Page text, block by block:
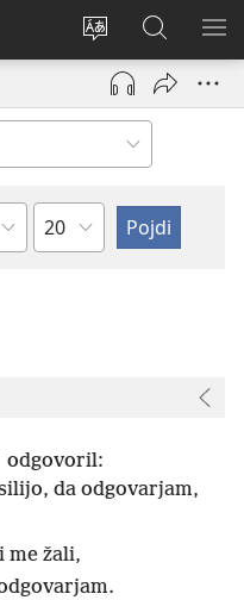
Spremeni
jezik
spletnega
mesta
Prijava
(odpre
okno)
Iskanje
po
JW.ORG
Poglavje
odgovoril:
da odgovarjam,
me žali,